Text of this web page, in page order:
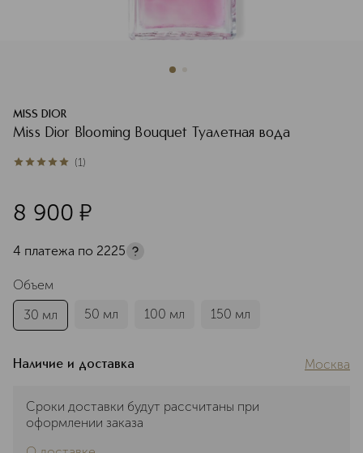
MISS DIOR
Miss Dior Blooming Bouquet Туалетная вода
5из 51 (1)
8 900 ¤
4 платежа по 2225
Объем
30 мл
50 мл 100 мл 150 мл
Наличие и доставка Москва
Сроки доставки будут рассчитаны при
оформлении заказа